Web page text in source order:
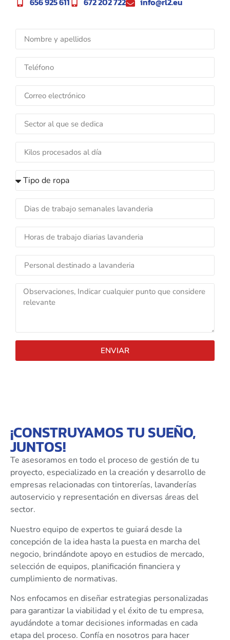
ENVIAR
¡CONSTRUYAMOS TU SUEÑO,
JUNTOS!
Te asesoramos en todo el proceso de gestión de tu
proyecto, especializado en la creación y desarrollo de
empresas relacionadas con tintorerías, lavanderías
autoservicio y representación en diversas áreas del
sector.
Nuestro equipo de expertos te guiará desde la
concepción de la idea hasta la puesta en marcha del
negocio, brindándote apoyo en estudios de mercado,
selección de equipos, planificación financiera y
cumplimiento de normativas.
Nos enfocamos en diseñar estrategias personalizadas
para garantizar la viabilidad y el éxito de tu empresa,
ayudándote a tomar decisiones informadas en cada
etapa del proceso. Confía en nosotros para hacer